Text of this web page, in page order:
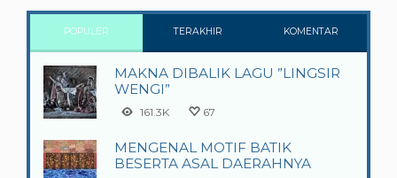
POPULER TERAKHIR KOMENTAR
MAKNA DIBALIK LAGU ”LINGSIR
WENGI”
161.3K 67
MENGENAL MOTIF BATIK
BESERTA ASAL DAERAHNYA